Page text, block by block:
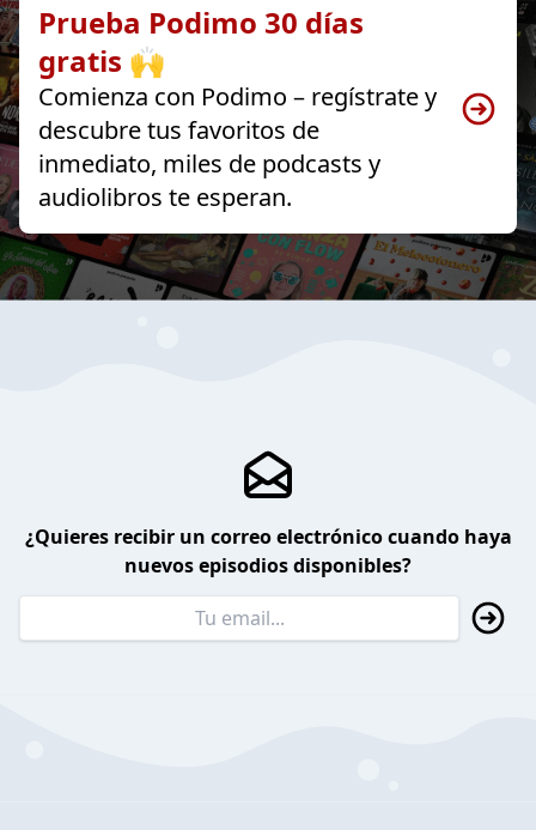
Prueba Podimo 30 días
gratis 🙌
Comienza con Podimo – regístrate y
descubre tus favoritos de
inmediato, miles de podcasts y
audiolibros te esperan.
¿Quieres recibir un correo electrónico cuando haya
nuevos episodios disponibles?